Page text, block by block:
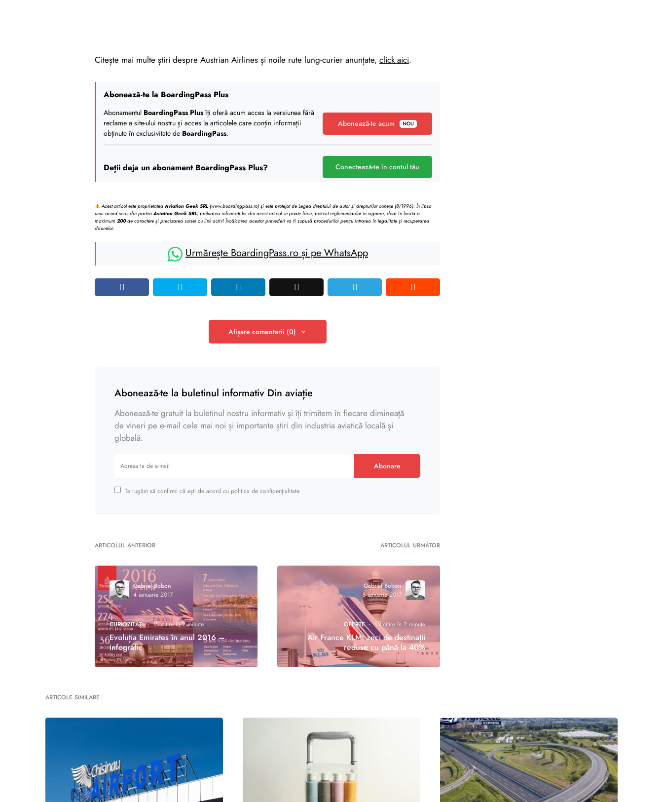
Citește mai multe știri despre Austrian Airlines și noile rute lung-curier anunțate, click aici.
Abonează-te la BoardingPass Plus
Abonamentul BoardingPass Plusîți oferă acum acces la versiunea fără
reclame a site-ului nostru și acces la articolele care conțin informații
obținute în exclusivitate de BoardingPass.
Abonează-te acum NOU
Deții deja un abonament BoardingPass Plus? Conectează-te în contul tău
Acest articol este proprietateaAviation Geek SRL (www.boardingpass.ro) și este protejat de Legea dreptului de autor și drepturilor conexe (8/1996). În lipsa
unui acord scris din partea Aviation Geek SRL, preluarea informațiilor din acest articol se poate face, potrivit reglementarilor în vigoare, doar în limita a
maximum 200de caractere și precizarea sursei cu link activ! Încălcarea acestor prevederi va fi supusă procedurilor pentru intrarea în legalitate și recuperarea
daunelor.
Urmărește BoardingPass.ro și pe WhatsApp
Afișare comentarii (0)
Abonează-te la buletinul informativ Din aviație
Abonează-te gratuit la buletinul nostru informativ și îți trimitem în fiecare dimineață
de vineri pe e-mail cele mai noi și importante știri din industria aviatică locală și
globală.
Abonare
Te rugăm să confirmi că ești de acord cu politica de confidențialitate.
ARTICOLUL ANTERIOR
Gabriel Bobon
4 ianuarie 2017
CURIOZITĂȚI citire în 2 minute
Evoluția Emirates în anul 2016 –
infografic
ARTICOLUL URMĂTOR
Gabriel Bobon
5 ianuarie 2017
OFERTE citire în 2 minute
Air France KLM: zeci de destinații
reduse cu până la 40%
ARTICOLE SIMILARE